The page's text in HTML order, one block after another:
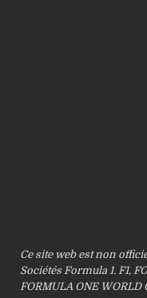
Ce site web est non
Sociétés Formula 1. F1,
FORMULA ONE WORLD